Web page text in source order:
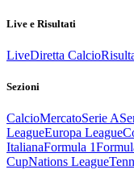
Live e Risultati
LiveDiretta Calcio
Sezioni
CalcioMercatoSerie A
LeagueEuropa League
ItalianaFormula 1
CupNations League